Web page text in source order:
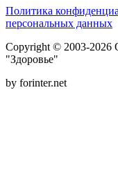
Политика
персональных данных
Copyright © 2003-2026
"Здоровье"
by forinter.net